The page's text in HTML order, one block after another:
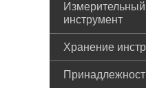
Измерительный
инструмент
Хранение